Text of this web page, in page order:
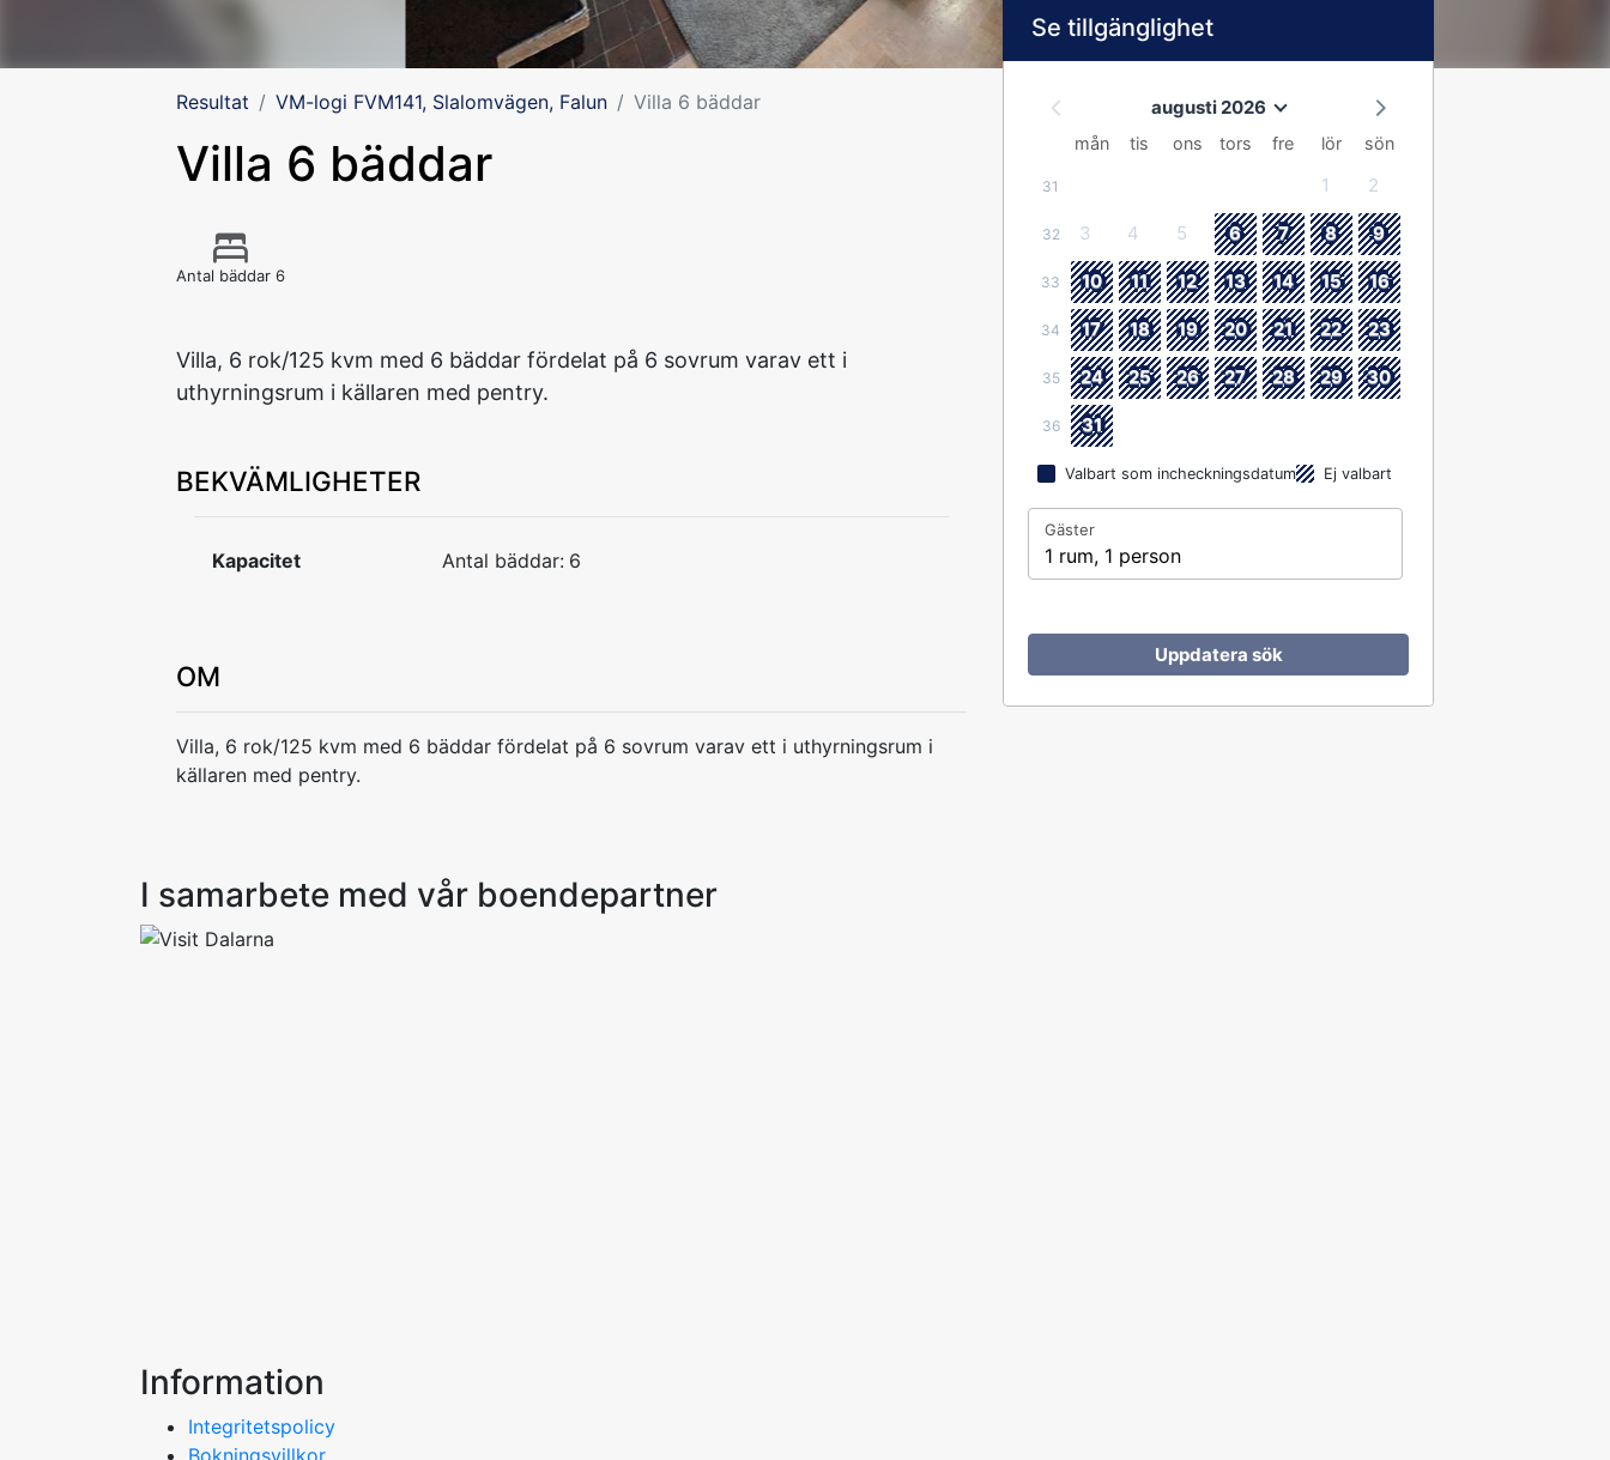
Resultat VM-logi FVM141, Slalomvägen, Falun Villa 6 bäddar
Villa 6 bäddar
Antal bäddar 6
Villa, 6 rok/125 kvm med 6 bäddar fördelat på 6 sovrum varav ett i
uthyrningsrum i källaren med pentry.
BEKVÄMLIGHETER
Kapacitet Antal bäddar: 6
OM
Villa, 6 rok/125 kvm med 6 bäddar fördelat på 6 sovrum varav ett i uthyrningsrum i
källaren med pentry.
Se tillgänglighet
augusti 2026
mån tis ons tors fre lör sön
31 1 2
32 3 4 5 6 7 8 9
33 10 11 12 13 14 15 16
34 17 18 19 20 21 22 23
35 24 25 26 27 28 29 30
36 31
Valbart som incheckningsdatum Ej valbart
Gäster
1 rum, 1 person
Uppdatera sök
I samarbete med vår boendepartner
Information
Integritetspolicy
Bokningsvillkor